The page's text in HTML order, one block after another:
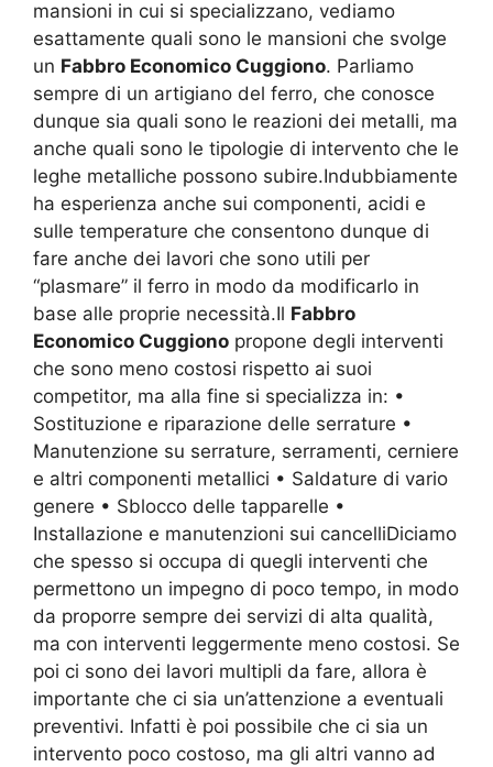
mansioni in cui si specializzano, vediamo
esattamente quali sono le mansioni che svolge
un Fabbro Economico Cuggiono. Parliamo
sempre di un artigiano del ferro, che conosce
dunque sia quali sono le reazioni dei metalli, ma
anche quali sono le tipologie di intervento che le
leghe metalliche possono subire.Indubbiamente
ha esperienza anche sui componenti, acidi e
sulle temperature che consentono dunque di
fare anche dei lavori che sono utili per
“plasmare” il ferro in modo da modificarlo in
base alle proprie necessità.Il Fabbro
Economico Cuggiono propone degli interventi
che sono meno costosi rispetto ai suoi
competitor, ma alla fine si specializza in: •
Sostituzione e riparazione delle serrature •
Manutenzione su serrature, serramenti, cerniere
e altri componenti metallici • Saldature di vario
genere • Sblocco delle tapparelle •
Installazione e manutenzioni sui cancelliDiciamo
che spesso si occupa di quegli interventi che
permettono un impegno di poco tempo, in modo
da proporre sempre dei servizi di alta qualità,
ma con interventi leggermente meno costosi. Se
poi ci sono dei lavori multipli da fare, allora è
importante che ci sia un’attenzione a eventuali
preventivi. Infatti è poi possibile che ci sia un
intervento poco costoso, ma gli altri vanno ad